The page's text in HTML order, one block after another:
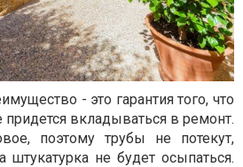
- это гарантия того, что
вкладываться в ремонт.
поэтому трубы не потекут,
штукатурка не будет осыпаться.